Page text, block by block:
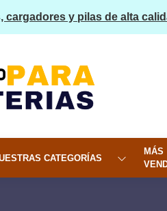
cargadores y pilas de alta
CATEGORÍAS
MÁS